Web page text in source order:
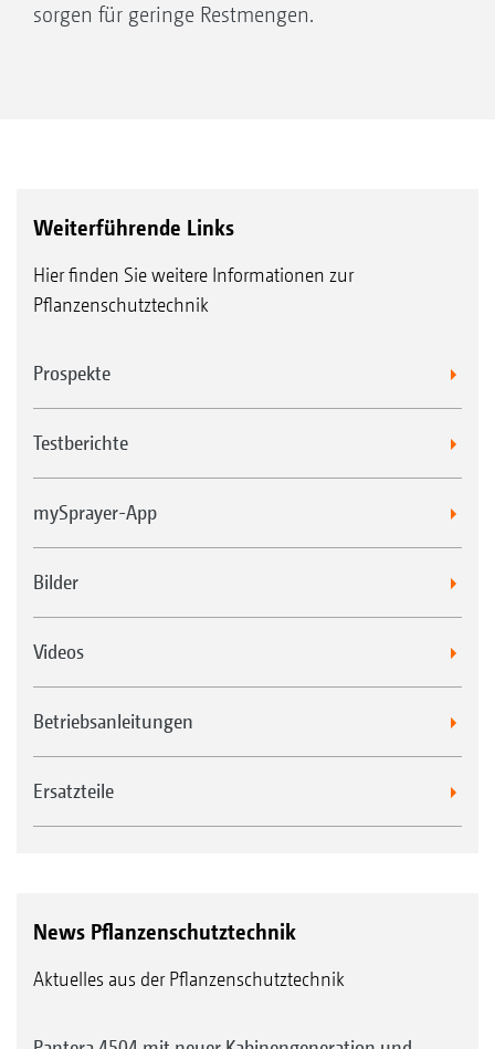
sorgen für geringe Restmengen.
Weiterführende Links
Hier finden Sie weitere Informationen zur
Pflanzenschutztechnik
Prospekte
Testberichte
mySprayer-App
Bilder
Videos
Betriebsanleitungen
Ersatzteile
News Pflanzenschutztechnik
Aktuelles aus der Pflanzenschutztechnik